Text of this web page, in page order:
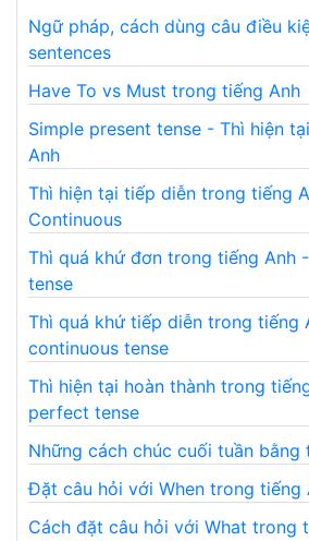
Ngữ pháp, cách dùng câu điều
sentences
Have To vs Must trong tiếng Anh
Simple present tense - Thì hiện
Anh
Thì hiện tại tiếp diễn trong tiếng
Continuous
Thì quá khứ đơn trong tiếng Anh
tense
Thì quá khứ tiếp diễn trong tiếng
continuous tense
Thì hiện tại hoàn thành trong
perfect tense
Những cách chúc cuối tuần bằng
Đặt câu hỏi với When trong tiếng
Cách đặt câu hỏi với What trong